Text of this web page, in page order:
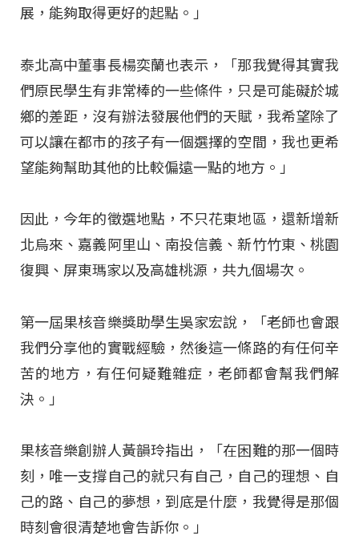
展，能夠取得更好的起點。」
泰北高中董事長楊奕蘭也表示，「那我覺得其實我
們原民學生有非常棒的一些條件，只是可能礙於城
鄉的差距，沒有辦法發展他們的天賦，我希望除了
可以讓在都市的孩子有一個選擇的空間，我也更希
望能夠幫助其他的比較偏遠一點的地方。」
因此，今年的徵選地點，不只花東地區，還新增新
北烏來、嘉義阿里山、南投信義、新竹竹東、桃園
復興、屏東瑪家以及高雄桃源，共九個場次。
第一屆果核音樂獎助學生吳家宏說，「老師也會跟
我們分享他的實戰經驗，然後這一條路的有任何辛
苦的地方，有任何疑難雜症，老師都會幫我們解
決。」
果核音樂創辦人黃韻玲指出，「在困難的那一個時
刻，唯一支撐自己的就只有自己，自己的理想、自
己的路、自己的夢想，到底是什麼，我覺得是那個
時刻會很清楚地會告訴你。」